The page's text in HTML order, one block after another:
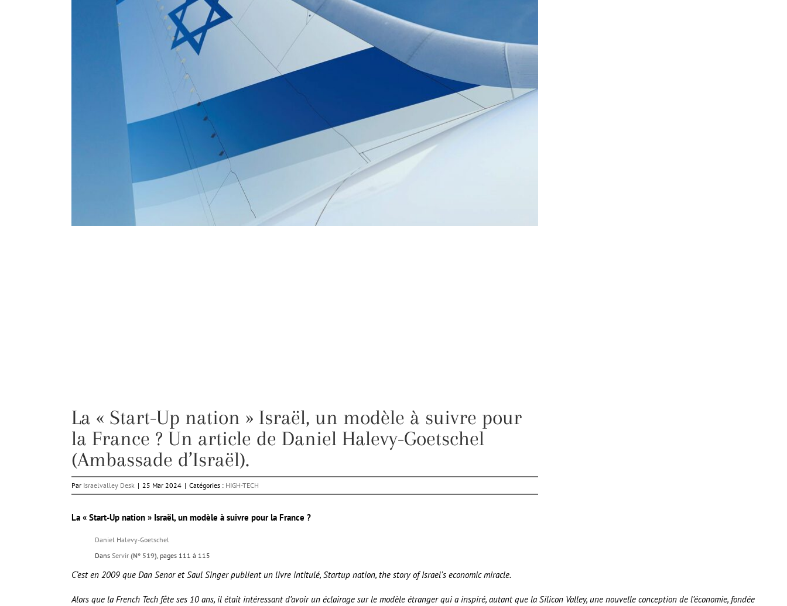
La « Start-Up nation » Israël, un modèle à suivre pour
la France ? Un article de Daniel Halevy-Goetschel
(Ambassade d’Israël).
Par Israelvalley Desk | 25 Mar 2024 | Catégories : HIGH-TECH
La « Start-Up nation » Israël, un modèle à suivre pour la France ?
Daniel Halevy-Goetschel
Dans Servir (N° 519), pages 111 à 115
C’est en 2009 que Dan Senor et Saul Singer publient un livre intitulé, Startup nation, the story of Israel’s economic miracle.
Alors que la French Tech fête ses 10 ans, il était intéressant d’avoir un éclairage sur le modèle étranger qui a inspiré, autant que la Silicon Valley, une nouvelle conception de l’économie, fondée